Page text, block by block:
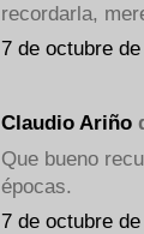
recordarla,
7 de octubre
Claudio Ariño
Que bueno
épocas.
7 de octubre